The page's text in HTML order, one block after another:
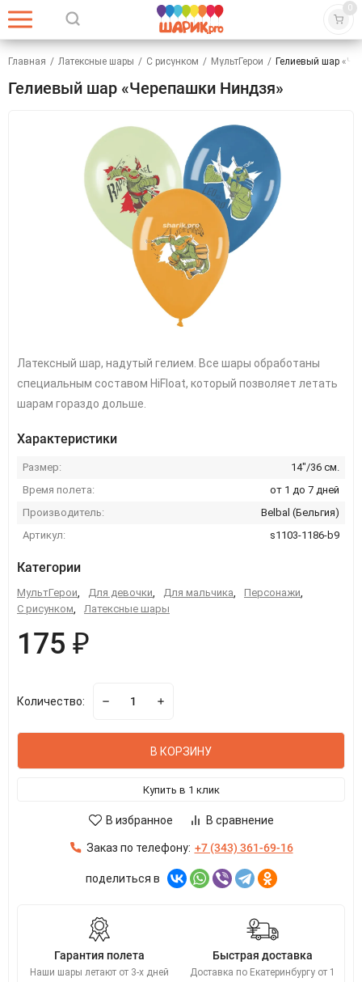
0
Главная / Латексные шары / С рисунком / МультГерои / Гелиевый шар
Гелиевый шар «Черепашки Ниндзя»
Латексный шар, надутый гелием. Все шары обработаны
специальным составом HiFloat, который позволяет летать
шарам гораздо дольше.
Характеристики
Размер:
14"/36 см.
Время полета:
от 1 до 7 дней
Производитель:
Belbal (Бельгия)
Артикул:
s1103-1186-b9
Категории
МультГерои, Для девочки, Для мальчика, Персонажи,
С рисунком, Латексные шары
175 ₽
Количество:
В КОРЗИНУ
Купить в 1 клик
В избранное В сравнение
Заказ по телефону: +7 (343) 361-69-16
поделиться в
Гарантия полета
Наши шары летают от 3-х дней
Быстрая доставка
Доставка по Екатеринбургу от 1